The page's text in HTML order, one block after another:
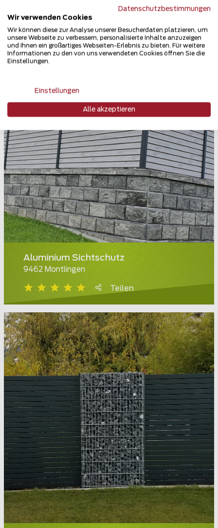
Teilen
Aluminium Sichtschutz
9462 Montlingen
Teilen
Datenschutzbestimmungen
Wir verwenden Cookies
Wir können diese zur Analyse unserer Besucherdaten platzieren, um
unsere Webseite zu verbessern, personalisierte Inhalte anzuzeigen
und Ihnen ein großartiges Webseiten-Erlebnis zu bieten. Für weitere
Informationen zu den von uns verwendeten Cookies öffnen Sie die
Einstellungen.
Einstellungen
Alle akzeptieren